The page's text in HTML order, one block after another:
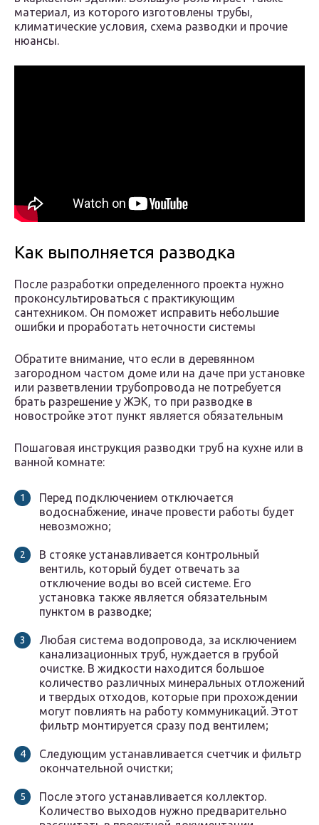
материал, из которого изготовлены трубы,
климатические условия, схема разводки и прочие
нюансы.
Как выполняется разводка
После разработки определенного проекта нужно
проконсультироваться с практикующим
сантехником. Он поможет исправить небольшие
ошибки и проработать неточности системы
Обратите внимание, что если в деревянном
загородном частом доме или на даче при установке
или разветвлении трубопровода не потребуется
брать разрешение у ЖЭК, то при разводке в
новостройке этот пункт является обязательным
Пошаговая инструкция разводки труб на кухне или в
ванной комнате:
Перед подключением отключается
водоснабжение, иначе провести работы будет
невозможно;
В стояке устанавливается контрольный
вентиль, который будет отвечать за
отключение воды во всей системе. Его
установка также является обязательным
пунктом в разводке;
Любая система водопровода, за исключением
канализационных труб, нуждается в грубой
очистке. В жидкости находится большое
количество различных минеральных отложений
и твердых отходов, которые при прохождении
могут повлиять на работу коммуникаций. Этот
фильтр монтируется сразу под вентилем;
Следующим устанавливается счетчик и фильтр
окончательной очистки;
После этого устанавливается коллектор.
Количество выходов нужно предварительно